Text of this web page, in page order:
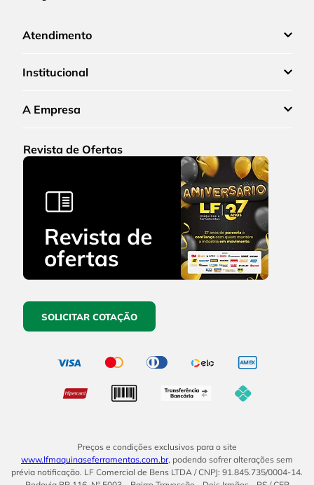
Atendimento
Institucional
A Empresa
Revista de Ofertas
SOLICITAR COTAÇÃO
Preços e condições exclusivos para o site
www.lfmaquinaseferramentas.com.br, podendo sofrer alterações sem
prévia notificação. LF Comercial de Bens LTDA / CNPJ: 91.845.735/0004-14.